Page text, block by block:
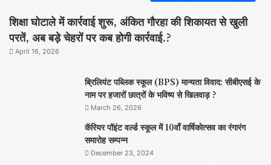
शिक्षा घोटाले में कार्रवाई शुरू, अंकित गौरहा की शिकायत से खुली
परतें, अब बड़े चेहरों पर कब होगी कार्रवाई.?
April 16, 2026
ब्रिलियंट पब्लिक स्कूल (BPS) मान्यता विवाद: सीबीएसई के
नाम पर हजारों छात्रों के भविष्य से खिलवाड़ ?
March 26, 2026
कॅरियर पॉइंट वर्ल्ड स्कूल में 10वाँ वार्षिकोत्सव का रंगारंग
समारोह सम्पन्न
December 23, 2024